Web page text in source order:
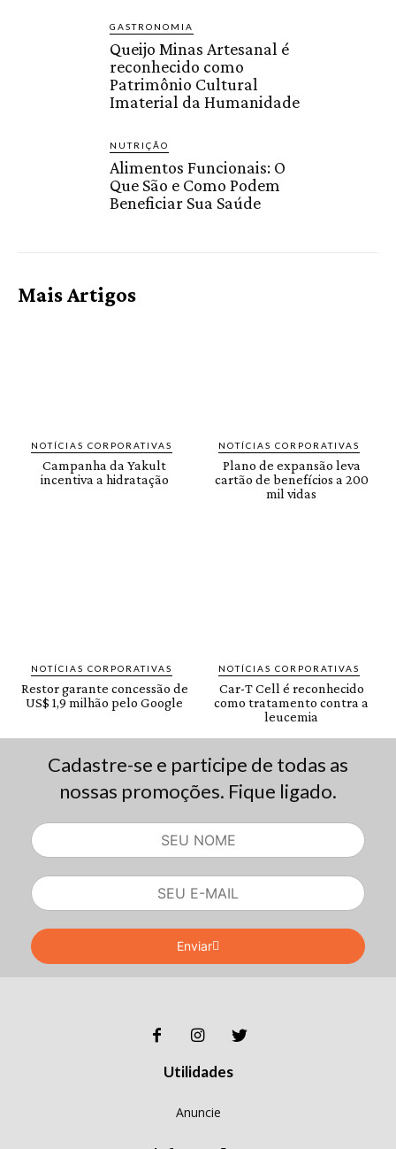
GASTRONOMIA
Queijo Minas Artesanal é
reconhecido como
Patrimônio Cultural
Imaterial da Humanidade
NUTRIÇÃO
Alimentos Funcionais: O
Que São e Como Podem
Beneficiar Sua Saúde
Mais Artigos
NOTÍCIAS CORPORATIVAS
Campanha da Yakult
incentiva a hidratação
NOTÍCIAS CORPORATIVAS
Plano de expansão leva
cartão de benefícios a 200
mil vidas
NOTÍCIAS CORPORATIVAS
Restor garante concessão de
US$ 1,9 milhão pelo Google
NOTÍCIAS CORPORATIVAS
Car-T Cell é reconhecido
como tratamento contra a
leucemia
Cadastre-se e participe de todas as
nossas promoções. Fique ligado.
Enviar
Utilidades
Anuncie